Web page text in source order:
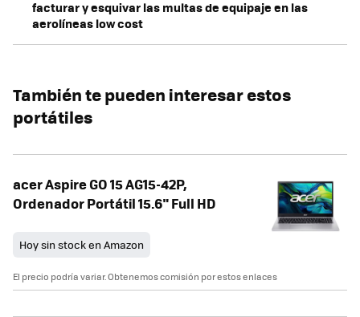
facturar y esquivar las multas de equipaje en las
aerolíneas low cost
También te pueden interesar estos
portátiles
acer Aspire GO 15 AG15-42P,
Ordenador Portátil 15.6" Full HD
Hoy sin stock en Amazon
El precio podría variar. Obtenemos comisión por estos enlaces